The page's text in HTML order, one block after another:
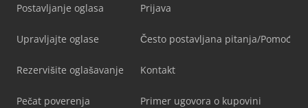
Postavljanje oglasa
Upravljajte oglase
Rezervišite oglašavanje
Pečat poverenja
Prijava
Često postavljana pitanja/Pomoć
Kontakt
Primer ugovora o kupovini